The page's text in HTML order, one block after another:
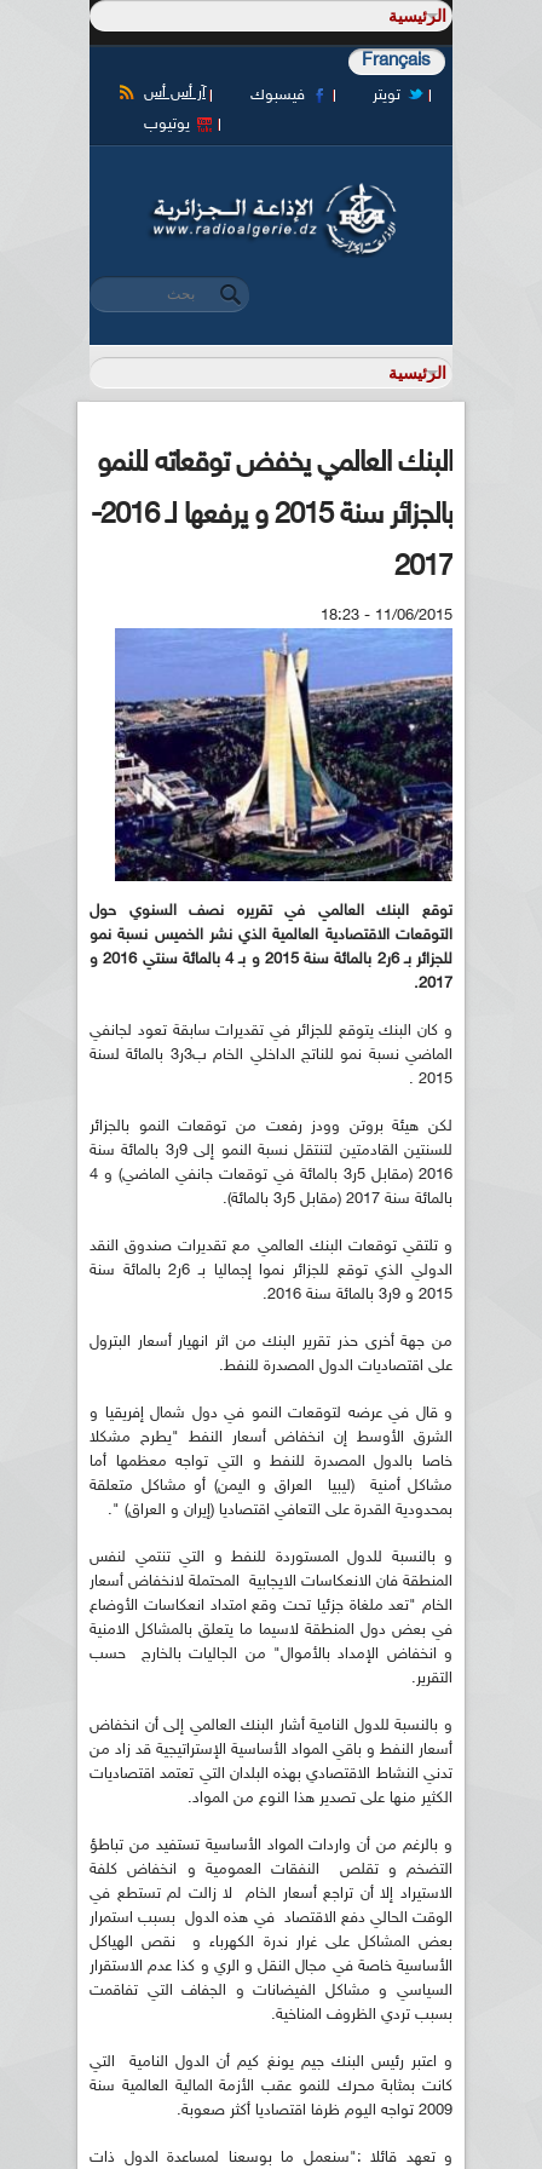
Français
آر أس أس فيسبوك
تويتر
يوتيوب
استمارة البحث
‏بحث ‏
البنك العالمي يخفض توقعاته للنمو
بالجزائر سنة 2015 و يرفعها لـ 2016-
2017
11/06/2015 - 18:23
توقع البنك العالمي في تقريره نصف السنوي حول
التوقعات الاقتصادية العالمية الذي نشر الخميس نسبة نمو
للجزائر بـ 6ر2 بالمائة سنة 2015 و بـ 4 بالمائة سنتي 2016 و
2017.
و كان البنك يتوقع للجزائر في تقديرات سابقة تعود لجانفي
الماضي نسبة نمو للناتج الداخلي الخام ب3ر3 بالمائة لسنة
2015 .
لكن هيئة بروتن وودز رفعت من توقعات النمو بالجزائر
للسنتين القادمتين لتنتقل نسبة النمو إلى 9ر3 بالمائة سنة
2016 (مقابل 5ر3 بالمائة في توقعات جانفي الماضي) و 4
بالمائة سنة 2017 (مقابل 5ر3 بالمائة).
و تلتقي توقعات البنك العالمي مع تقديرات صندوق النقد
الدولي الذي توقع للجزائر نموا إجماليا بـ 6ر2 بالمائة سنة
2015 و 9ر3 بالمائة سنة 2016.
من جهة أخرى حذر تقرير البنك من اثر انهيار أسعار البترول
على اقتصاديات الدول المصدرة للنفط.
و قال في عرضه لتوقعات النمو في دول شمال إفريقيا و
الشرق الأوسط إن انخفاض أسعار النفط "يطرح مشكلا
خاصا بالدول المصدرة للنفط و التي تواجه معظمها أما
مشاكل أمنية (ليبيا العراق و اليمن) أو مشاكل متعلقة
بمحدودية القدرة على التعافي اقتصاديا (إيران و العراق) ".
و بالنسبة للدول المستوردة للنفط و التي تنتمي لنفس
المنطقة فان الانعكاسات الايجابية المحتملة لانخفاض أسعار
الخام "تعد ملغاة جزئيا تحت وقع امتداد انعكاسات الأوضاع
في بعض دول المنطقة لاسيما ما يتعلق بالمشاكل الامنية
و انخفاض الإمداد بالأموال" من الجاليات بالخارج حسب
التقرير.
و بالنسبة للدول النامية أشار البنك العالمي إلى أن انخفاض
أسعار النفط و باقي المواد الأساسية الإستراتيجية قد زاد من
تدني النشاط الاقتصادي بهذه البلدان التي تعتمد اقتصاديات
الكثير منها على تصدير هذا النوع من المواد.
و بالرغم من أن واردات المواد الأساسية تستفيد من تباطؤ
التضخم و تقلص النفقات العمومية و انخفاض كلفة
الاستيراد إلا أن تراجع أسعار الخام لا زالت لم تستطع في
الوقت الحالي دفع الاقتصاد في هذه الدول بسبب استمرار
بعض المشاكل على غرار ندرة الكهرباء و نقص الهياكل
الأساسية خاصة في مجال النقل و الري و كذا عدم الاستقرار
السياسي و مشاكل الفيضانات و الجفاف التي تفاقمت
بسبب تردي الظروف المناخية.
و اعتبر رئيس البنك جيم يونغ كيم أن الدول النامية التي
كانت بمثابة محرك للنمو عقب الأزمة المالية العالمية سنة
2009 تواجه اليوم ظرفا اقتصاديا أكثر صعوبة.
و تعهد قائلا :"سنعمل ما بوسعنا لمساعدة الدول ذات